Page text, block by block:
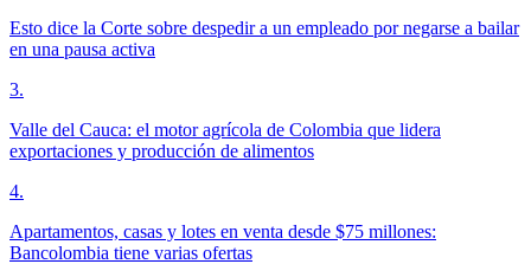
Esto dice la Corte sobre despedir a un empleado por negarse a bailar
en una pausa activa
3.
Valle del Cauca: el motor agrícola de Colombia que lidera
exportaciones y producción de alimentos
4.
Apartamentos, casas y lotes en venta desde $75 millones:
Bancolombia tiene varias ofertas